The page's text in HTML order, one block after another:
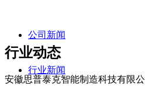
公司新闻
行业新闻
行业动态
安徽思普泰克智能制造科技有限